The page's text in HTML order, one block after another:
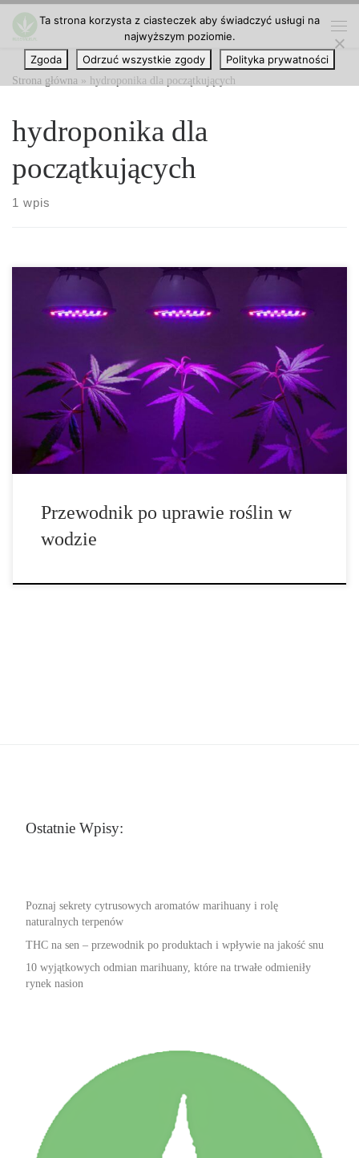
Przejdź do treści
Strona główna » hydroponika dla początkujących
hydroponika dla
początkujących
1 wpis
Hydroponika – Kompletny przewodnik techniczny po uprawie
roślin, w której gleba zostaje całkowicie zastąpiona przez wodny
roztwór składników mineralnych. Jest to rozwiązanie, które
zrewolucjonizowało współczesne rolnictwo i stało się
fundamentem tzw. precision agriculture – rolnictwa precyzyjnego.
Dzięki możliwości pełnej kontroli nad środowiskiem […]
Przewodnik po uprawie roślin w
wodzie
Ostatnie Wpisy:
Poznaj sekrety cytrusowych aromatów marihuany i rolę
naturalnych terpenów
THC na sen – przewodnik po produktach i wpływie na jakość snu
10 wyjątkowych odmian marihuany, które na trwałe odmieniły
rynek nasion
Ta strona korzysta z ciasteczek aby świadczyć usługi na
najwyższym poziomie.
Zgoda
Odrzuć wszystkie zgody Polityka prywatności